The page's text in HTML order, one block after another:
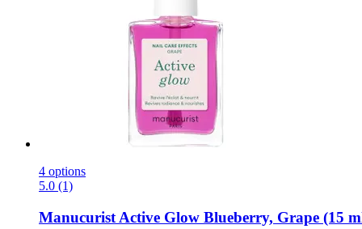
4 options
5.0 (1)
Manucurist Active Glow Blueberry, Grape (15